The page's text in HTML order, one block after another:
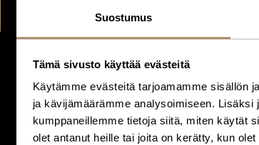
Suostumus
Tämä sivusto käyttää evästeitä
Käytämme evästeitä tarjoamamme sisällön
ja kävijämäärämme analysoimiseen.
kumppaneillemme tietoja siitä, miten käytät
olet antanut heille tai joita on kerätty, kun